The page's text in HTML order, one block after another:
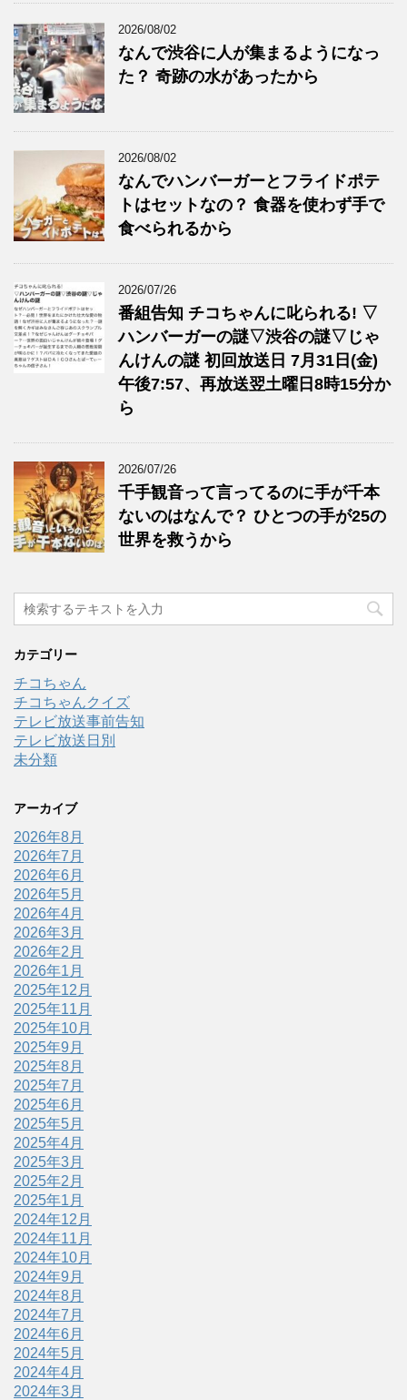
2026/08/02
なんで渋谷に人が集まるようになっ
た？ 奇跡の水があったから
2026/08/02
なんでハンバーガーとフライドポテ
トはセットなの？ 食器を使わず手で
食べられるから
2026/07/26
番組告知 チコちゃんに叱られる! ▽
ハンバーガーの謎▽渋谷の謎▽じゃ
んけんの謎 初回放送日 7月31日(金)
午後7:57、再放送翌土曜日8時15分か
ら
2026/07/26
千手観音って言ってるのに手が千本
ないのはなんで？ ひとつの手が25の
世界を救うから
カテゴリー
チコちゃん
チコちゃんクイズ
テレビ放送事前告知
テレビ放送日別
未分類
アーカイブ
2026年8月
2026年7月
2026年6月
2026年5月
2026年4月
2026年3月
2026年2月
2026年1月
2025年12月
2025年11月
2025年10月
2025年9月
2025年8月
2025年7月
2025年6月
2025年5月
2025年4月
2025年3月
2025年2月
2025年1月
2024年12月
2024年11月
2024年10月
2024年9月
2024年8月
2024年7月
2024年6月
2024年5月
2024年4月
2024年3月